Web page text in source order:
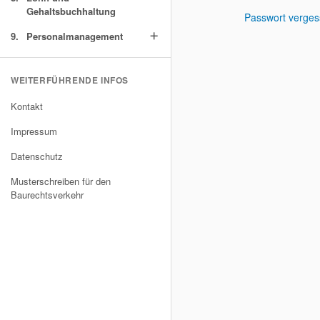
Gehaltsbuchhaltung
9.
Personalmanagement add
WEITERFÜHRENDE INFOS
Kontakt
Impressum
Datenschutz
Musterschreiben für den
Baurechtsverkehr
Passwort